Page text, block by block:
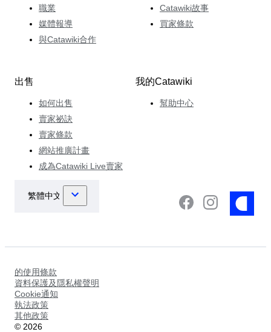
職業
媒體報導
與Catawiki合作
Catawiki故事
買家條款
出售
如何出售
賣家祕訣
賣家條款
網站推廣計畫
成為Catawiki Live賣家
我的Catawiki
幫助中心
的使用條款
資料保護及隱私權聲明
Cookie通知
執法政策
其他政策
© 2026